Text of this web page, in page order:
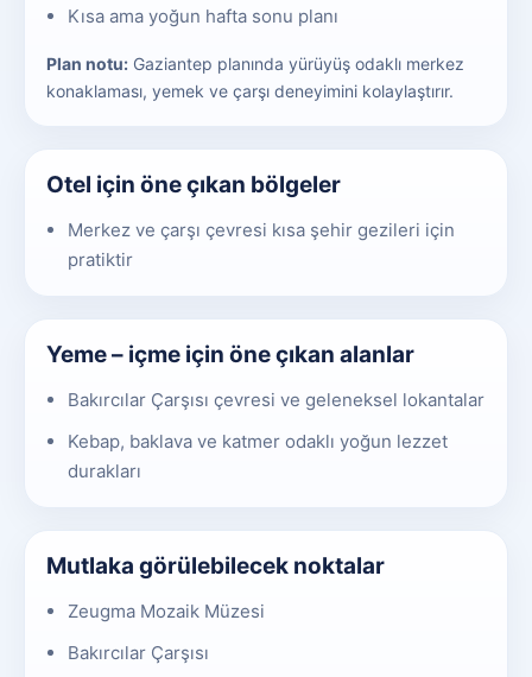
Kısa ama yoğun hafta sonu planı
Plan notu: Gaziantep planında yürüyüş odaklı merkez
konaklaması, yemek ve çarşı deneyimini kolaylaştırır.
Otel için öne çıkan bölgeler
Merkez ve çarşı çevresi kısa şehir gezileri için
pratiktir
Yeme – içme için öne çıkan alanlar
Bakırcılar Çarşısı çevresi ve geleneksel lokantalar
Kebap, baklava ve katmer odaklı yoğun lezzet
durakları
Mutlaka görülebilecek noktalar
Zeugma Mozaik Müzesi
Bakırcılar Çarşısı